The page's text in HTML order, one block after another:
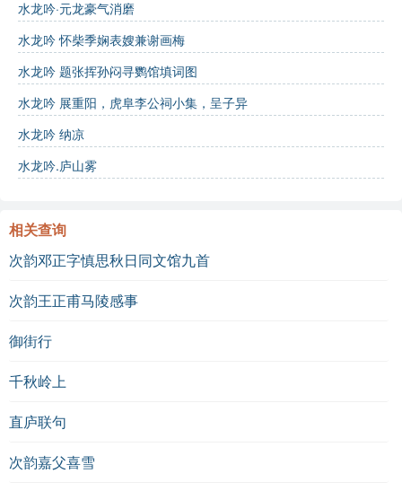
水龙吟·元龙豪气消磨
水龙吟 怀柴季娴表嫂兼谢画梅
水龙吟 题张挥孙闷寻鹦馆填词图
水龙吟 展重阳，虎阜李公祠小集，呈子异
水龙吟 纳凉
水龙吟.庐山雾
答案:
b
b
诗词比较与延伸
相关作品推荐
李白《静夜思》
王维《山居秋暝》
诗词对比
比较杜文澜的《水龙吟 舟夜闻笛》与李白的《静夜
的情感，而李白则表现出对故乡的思念。
相关查询
次韵邓正字慎思秋日同文馆九首
次韵王正甫马陵感事
御街行
千秋岭上
直庐联句
次韵嘉父喜雪